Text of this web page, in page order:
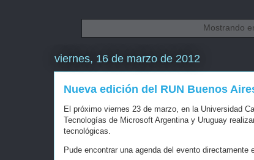
Mostrando
viernes, 16 de marzo de 2012
Nueva edición del RUN Buenos
El próximo viernes 23 de marzo, en la Universidad
Tecnologías de Microsoft Argentina y Uruguay
tecnológicas.
Pude encontrar una agenda del evento directamente